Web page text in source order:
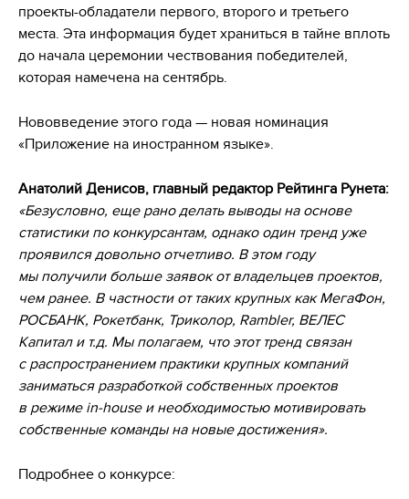
проекты-обладатели первого, второго и третьего
места. Эта информация будет храниться в тайне вплоть
до начала церемонии чествования победителей,
которая намечена на сентябрь.
Нововведение этого года — новая номинация
«Приложение на иностранном языке».
Анатолий Денисов, главный редактор Рейтинга Рунета:
«Безусловно, еще рано делать выводы на основе
статистики по конкурсантам, однако один тренд уже
проявился довольно отчетливо. В этом году
мы получили больше заявок от владельцев проектов,
чем ранее. В частности от таких крупных как МегаФон,
РОСБАНК, Рокетбанк, Триколор, Rambler, ВЕЛЕС
Капитал и т.д. Мы полагаем, что этот тренд связан
с распространением практики крупных компаний
заниматься разработкой собственных проектов
в режиме in-house и необходимостью мотивировать
собственные команды на новые достижения».
Подробнее о конкурсе: